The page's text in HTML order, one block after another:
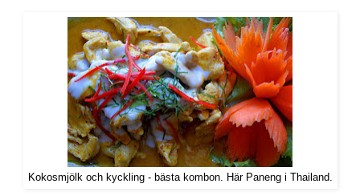
Kokosmjölk och kyckling - bästa kombon. Här Paneng i Thailand.